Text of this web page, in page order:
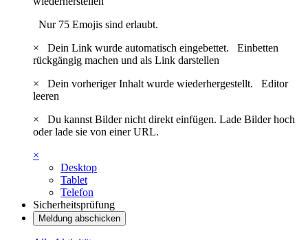
Nur 75 Emojis sind erlaubt.
×
Dein Link wurde automatisch eingebettet. Einbetten
rückgängig machen und als Link darstellen
×
Dein vorheriger Inhalt wurde wiederhergestellt. Editor
leeren
×
Du kannst Bilder nicht direkt einfügen. Lade Bilder hoch
oder lade sie von einer URL.
×
Desktop
Tablet
Telefon
Sicherheitsprüfung
Meldung abschicken